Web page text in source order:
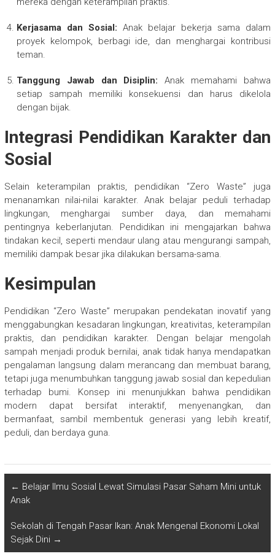
Kerjasama dan Sosial: Anak belajar bekerja sama dalam
proyek kelompok, berbagi ide, dan menghargai kontribusi
teman.
Tanggung Jawab dan Disiplin: Anak memahami bahwa
setiap sampah memiliki konsekuensi dan harus dikelola
dengan bijak.
Integrasi Pendidikan Karakter dan
Sosial
Selain keterampilan praktis, pendidikan “Zero Waste” juga
menanamkan nilai-nilai karakter. Anak belajar peduli terhadap
lingkungan, menghargai sumber daya, dan memahami
pentingnya keberlanjutan. Pendidikan ini mengajarkan bahwa
tindakan kecil, seperti mendaur ulang atau mengurangi sampah,
memiliki dampak besar jika dilakukan bersama-sama.
Kesimpulan
Pendidikan “Zero Waste” merupakan pendekatan inovatif yang
menggabungkan kesadaran lingkungan, kreativitas, keterampilan
praktis, dan pendidikan karakter. Dengan belajar mengolah
sampah menjadi produk bernilai, anak tidak hanya mendapatkan
pengalaman langsung dalam merancang dan membuat barang,
tetapi juga menumbuhkan tanggung jawab sosial dan kepedulian
terhadap bumi. Konsep ini menunjukkan bahwa pendidikan
modern dapat bersifat interaktif, menyenangkan, dan
bermanfaat, sambil membentuk generasi yang lebih kreatif,
peduli, dan berdaya guna.
← Belajar Ilmu Sosial Lewat Simulasi Pasar Saham Mini untuk
Anak
Sekolah di Tengah Pasar Ikan: Anak Mengenal Ekonomi Lokal
Sejak Dini →